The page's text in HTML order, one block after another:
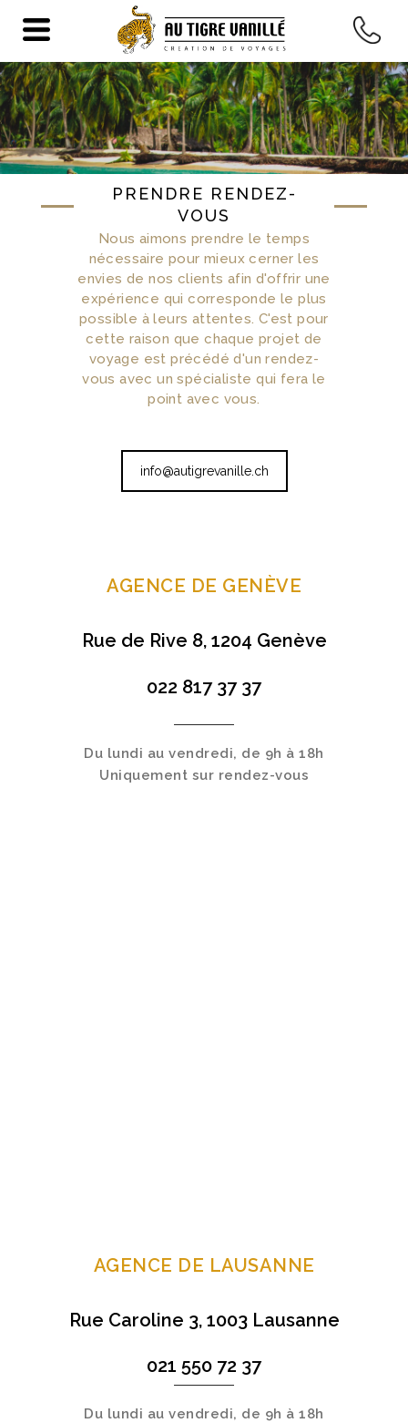
CONTACTEZ-
NOUS
PRENDRE RENDEZ-
VOUS
Nous aimons prendre le temps
nécessaire pour mieux cerner les
envies de nos clients afin d'offrir une
expérience qui corresponde le plus
possible à leurs attentes. C'est pour
cette raison que chaque projet de
voyage est précédé d'un rendez-
vous avec un spécialiste qui fera le
point avec vous.
info@autigrevanille.ch
AGENCE DE GENÈVE
Rue de Rive 8, 1204 Genève
022 817 37 37
Du lundi au vendredi, de 9h à 18h
Uniquement sur rendez-vous
AGENCE DE LAUSANNE
Rue Caroline 3, 1003 Lausanne
021 550 72 37
Du lundi au vendredi, de 9h à 18h